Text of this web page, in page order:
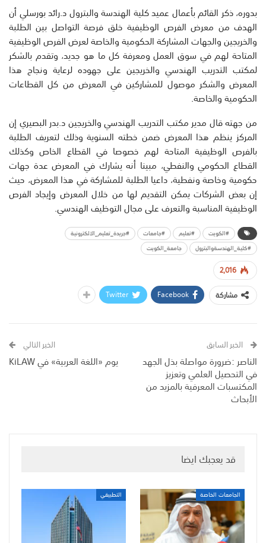
بدوره، ذكر القائم بأعمال عميد كلية الهندسة والبترول د.رائد بورسلي أن
الهدف من معرض الفرص الوظيفية خلق فرصة التواصل بين الطلبة
والخريجين والجهات المشاركة الحكومية والخاصة لعرض الفرص الوظيفية
المتاحة لهم في سوق العمل ومعرفة كل ما هو جديد، وتقدم بالشكر
لمكتب التدريب الهندسي والخريجين على جهوده لرعاية ونجاح هذا
المعرض والشكر موصول للمشاركين في المعرض من كل القطاعات
الحكومية والخاصة.
من جهته قال مدير مكتب التدريب الهندسي والخريجين د.بدر البصيري إن
المركز ينظم هذا المعرض ضمن خطته السنوية وذلك لتعريف الطلبة
بالفرص الوظيفية المتاحة لهم خصوصا في القطاع الخاص وكذلك
القطاع الحكومي والنفطي، مبينا أنه يشارك في المعرض عدة جهات
حكومية وخاصة ونفطية، داعيا الطلبة للمشاركة في هذا المعرض، حيث
إن بعض الشركات يمكن التقديم لها من خلال المعرض وإيجاد الفرص
الوظيفية المناسبة والتعرف على مجال التوظيف الهندسي.
#الكويت #تعليم #جامعات
#جريدة_تعليم_الالكترونية
#كلية_الهندسةوالبترول
جامعة_الكويت
2,016
مشاركة
Facebook
Twitter
الخبر السابق
الناصر :ضرورة مواصلة بذل الجهد
في التحصيل العلمي وتعزيز
المكتسبات المعرفية بالمزيد من
الأبحاث
الخبر التالي
يوم «اللغة العربية» في KiLAW
قد يعجبك ايضا
الجامعات الخاصة التطبيقي